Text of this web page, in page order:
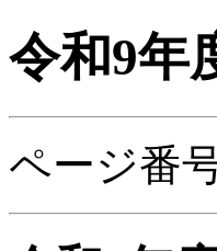
令和9年
ページ番